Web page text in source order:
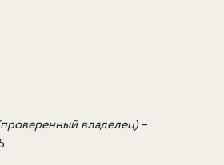
владелец)–